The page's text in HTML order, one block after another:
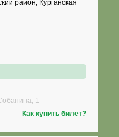
район, Курганская
1
Как купить билет?